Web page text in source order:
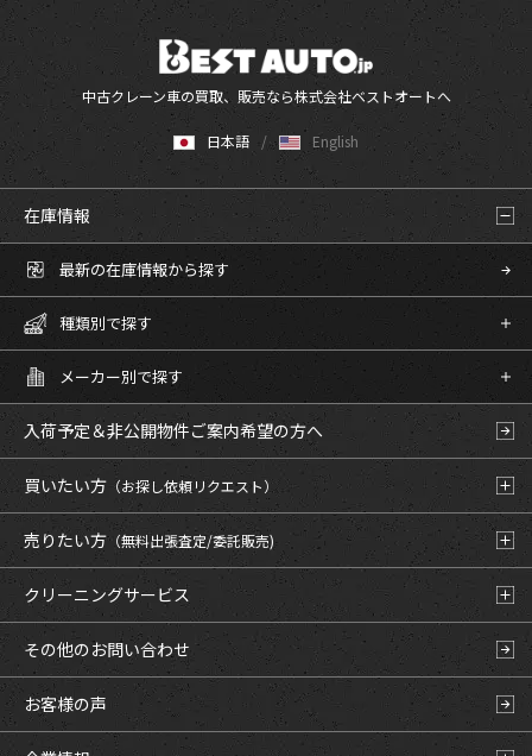
中古クレーン車の買取、販売なら株式会社ベストオートへ
日本語 English
在庫情報
最新の在庫情報から探す
種類別で探す
メーカー別で探す
入荷予定＆非公開物件ご案内希望の方へ
買いたい方 （お探し依頼リクエスト）
売りたい方（無料出張査定/委託販売)
クリーニングサービス
その他のお問い合わせ
お客様の声